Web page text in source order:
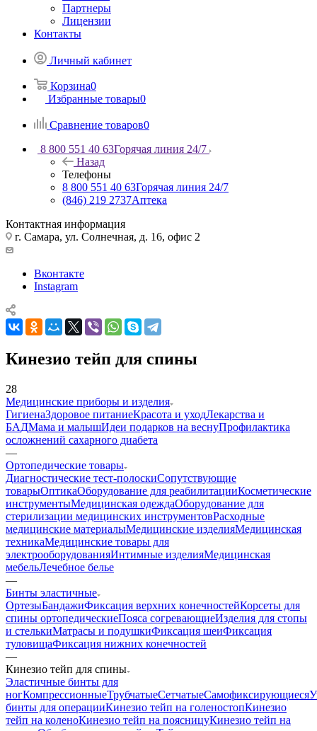
Партнеры
Лицензии
Контакты
Личный кабинет
Корзина0
Избранные товары0
Сравнение товаров0
8 800 551 40 63Горячая линия 24/7
Назад
Телефоны
8 800 551 40 63Горячая линия 24/7
(846) 219 2737Аптека
Контактная информация
г. Самара, ул. Солнечная, д. 16, офис 2
Вконтакте
Instagram
Кинезио тейп для спины
28
Медицинские приборы и изделия
ГигиенаЗдоровое питаниеКрасота и уходЛекарства и
БАДМама и малышИдеи подарков на веснуПрофилактика
осложнений сахарного диабета
—
Ортопедические товары
Диагностические тест-полоскиСопутствующие
товарыОптикаОборудование для реабилитацииКосметические
инструментыМедицинская одеждаОборудование для
стерилизации медицинских инструментовРасходные
медицинские материалыМедицинские изделияМедицинская
техникаМедицинские товары для
электрооборудованияИнтимные изделияМедицинская
мебельЛечебное белье
—
Бинты эластичные
ОртезыБандажиФиксация верхних конечностейКорсеты для
спины ортопедическиеПояса согревающиеИзделия для стопы
и стелькиМатрасы и подушкиФиксация шеиФиксация
туловищаФиксация нижних конечностей
—
Кинезио тейп для спины
Эластичные бинты для
ногКомпрессионныеТрубчатыеСетчатыеСамофиксирующиеся
бинты для операцииКинезио тейп на голеностопКинезио
тейп на коленоКинезио тейп на поясницуКинезио тейп на